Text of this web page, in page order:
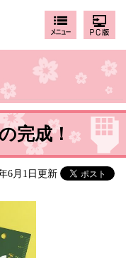
完成！
6月1日更新